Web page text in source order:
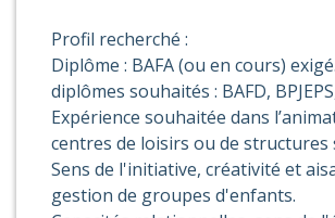
Profil recherché :
Diplôme : BAFA (ou en cours)
diplômes souhaités : BAFD,
Expérience souhaitée dans
centres de loisirs ou de structures
Sens de l'initiative, créativité et
gestion de groupes d'enfants.